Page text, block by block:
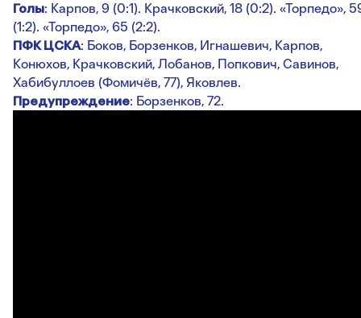
Голы: Карпов, 9 (0:1). Крачковский, 18 (0:2). «Торпедо»,
(1:2). «Торпедо», 65 (2:2).
ПФК ЦСКА: Боков, Борзенков, Игнашевич, Карпов,
Конюхов, Крачковский, Лобанов, Попкович, Савинов,
Хабибуллоев (Фомичёв, 77), Яковлев.
Предупреждение: Борзенков, 72.